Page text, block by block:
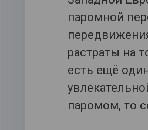
паромной
растраты на
есть ещё
паромом, то